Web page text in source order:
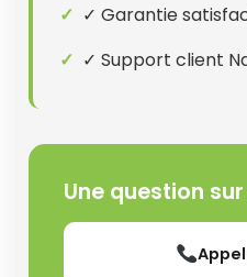
✓ Garantie
✓ Support client
Une question